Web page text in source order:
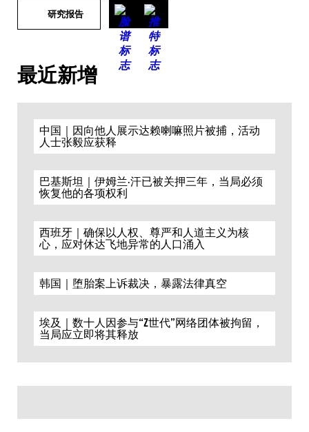
研究报告
最近新增
中国｜因向他人展示达赖喇嘛照片被捕，活动
人士张毅应获释
巴基斯坦｜伊姆兰·汗已被关押三年，当局必须
恢复他的各项权利
西班牙｜确保以人权、尊严和人道主义为核
心，应对休达飞地异常的人口涌入
韩国｜堕胎案上诉裁决，暴露法律真空
埃及｜数十人因参与“Z世代”网络团体被拘留，
当局应立即将其释放